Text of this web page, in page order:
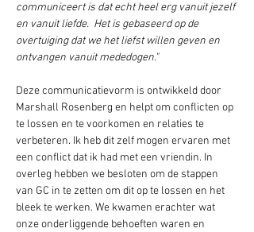
communiceert is dat echt heel erg vanuit jezelf
en vanuit liefde.  Het is gebaseerd op de
overtuiging dat we het liefst willen geven en
ontvangen vanuit mededogen."
Deze communicatievorm is ontwikkeld door
Marshall Rosenberg en helpt om conflicten op
te lossen en te voorkomen en relaties te
verbeteren. Ik heb dit zelf mogen ervaren met
een conflict dat ik had met een vriendin. In
overleg hebben we besloten om de stappen
van GC in te zetten om dit op te lossen en het
bleek te werken. We kwamen erachter wat
onze onderliggende behoeften waren en